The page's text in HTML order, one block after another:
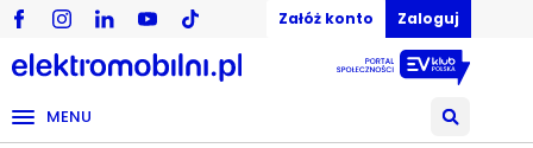
Załóż konto Zaloguj
MENU